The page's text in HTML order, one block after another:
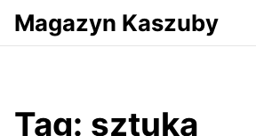
Przejdź do serwisu magazynkaszuby.pl
Magazyn Kaszuby
Tag: sztuka